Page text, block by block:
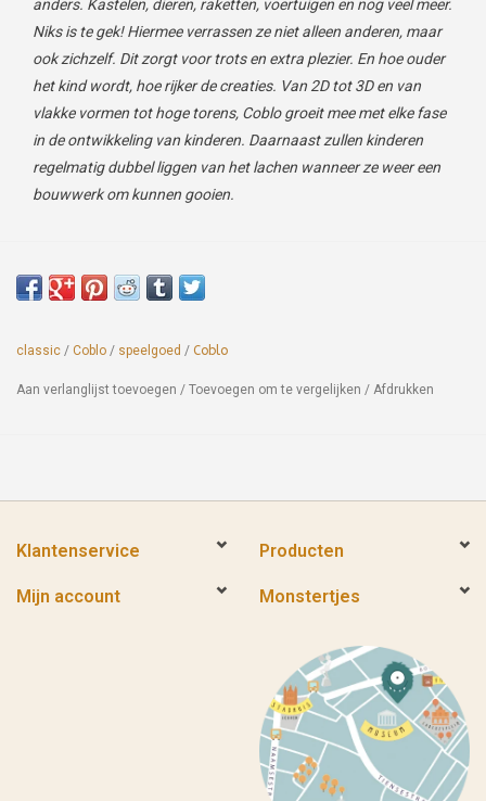
anders. Kastelen, dieren, raketten, voertuigen en nog veel meer.
Niks is te gek! Hiermee verrassen ze niet alleen anderen, maar
ook zichzelf. Dit zorgt voor trots en extra plezier. En hoe ouder
het kind wordt, hoe rijker de creaties. Van 2D tot 3D en van
vlakke vormen tot hoge torens, Coblo groeit mee met elke fase
in de ontwikkeling van kinderen. Daarnaast zullen kinderen
regelmatig dubbel liggen van het lachen wanneer ze weer een
bouwwerk om kunnen gooien.
classic / Coblo / speelgoed / Coblo
Aan verlanglijst toevoegen / Toevoegen om te vergelijken / Afdrukken
Klantenservice Producten
Mijn account Monstertjes